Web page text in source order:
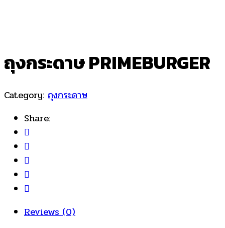
ถุงกระดาษ PRIMEBURGER
Category: ถุงกระดาษ
Share:
Reviews (0)